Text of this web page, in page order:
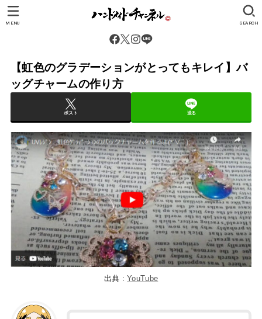
SEARCH
MENU
【虹色のグラデーションがとってもキレイ】バ
ッグチャームの作り方
ポスト 送る
出典 :YouTube